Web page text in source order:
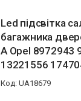
Led підсвітка
багажника
A Opel 8972943
13221556
UA18679